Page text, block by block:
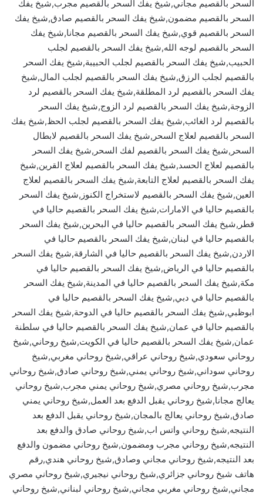
السحر بالقصيم مجاني,شيخ يفك السحر بالقصيم مجرب,شيخ يفك
السحر بالقصيم مضمون,شيخ يفك السحر بالقصيم صادق,شيخ يفك
السحر بالقصيم قوي,شيخ يفك السحر بالقصيم مجانا,شيخ يفك
السحر بالقصيم لوجه الله,شيخ يفك السحر بالقصيم لجلب
الحبيب,شيخ يفك السحر بالقصيم لجلب الحبيبة,شيخ يفك السحر
بالقصيم لجلب الرزق,شيخ يفك السحر بالقصيم لجلب المال,شيخ
يفك السحر بالقصيم لرد المطلقة,شيخ يفك السحر بالقصيم لرد
الزوجة,شيخ يفك السحر بالقصيم لرد الزوج,شيخ يفك السحر
بالقصيم لرد الغائب,شيخ يفك السحر بالقصيم لجلب الحظ,شيخ يفك
السحر بالقصيم لعلاج السحر,شيخ يفك السحر بالقصيم لابطال
السحر,شيخ يفك السحر بالقصيم لفك السحر,شيخ يفك السحر
بالقصيم لعلاج الحسد,شيخ يفك السحر بالقصيم لعلاج القرين,شيخ
يفك السحر بالقصيم لعلاج التابعة,شيخ يفك السحر بالقصيم لعلاج
العين,شيخ يفك السحر بالقصيم لاستخراج الكنوز,شيخ يفك السحر
بالقصيم حاليا في الامارات,شيخ يفك السحر بالقصيم حاليا في
قطر,شيخ يفك السحر بالقصيم حاليا في البحرين,شيخ يفك السحر
بالقصيم حاليا في لبنان,شيخ يفك السحر بالقصيم حاليا في
الاردن,شيخ يفك السحر بالقصيم حاليا في الشارقة,شيخ يفك السحر
بالقصيم حاليا في الرياض,شيخ يفك السحر بالقصيم حاليا في
مكة,شيخ يفك السحر بالقصيم حاليا في المدينة,شيخ يفك السحر
بالقصيم حاليا في دبي,شيخ يفك السحر بالقصيم حاليا في
ابوظبي,شيخ يفك السحر بالقصيم حاليا في الدوحة,شيخ يفك السحر
بالقصيم حاليا في عمان,شيخ يفك السحر بالقصيم حاليا في سلطنة
عمان,شيخ يفك السحر بالقصيم حاليا في الكويت,شيخ روحاني,شيخ
روحاني سعودي,شيخ روحاني عراقي,شيخ روحاني مغربي,شيخ
روحاني سوداني,شيخ روحاني يمني,شيخ روحاني صادق,شيخ روحاني
مجرب,شيخ روحاني مصري,شيخ روحاني يمني مجرب,شيخ روحاني
يعالج مجانا,شيخ روحاني يقبل الدفع بعد العمل,شيخ روحاني يمني
صادق,شيخ روحاني يعالج بالمجان,شيخ روحاني يقبل الدفع بعد
النتيجه,شيخ روحاني واتس اب,شيخ روحاني صادق والدفع بعد
النتيجه,شيخ روحاني مجرب ومضمون,شيخ روحاني مضمون والدفع
بعد النتيجه,شيخ روحاني مجاني وصادق,شيخ روحاني هندي,رقم
هاتف شيخ روحاني جزائري,شيخ روحاني نيجيري,شيخ روحاني مصري
مجاني,شيخ روحاني مغربي مجاني,شيخ روحاني لبناني,شيخ روحاني